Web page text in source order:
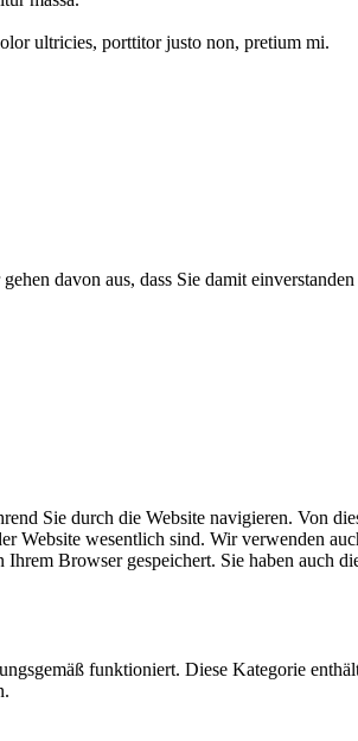
ultricies, porttitor justo non, pretium mi.
davon aus, dass Sie damit
Sie durch die Website navigieren. Von
Website wesentlich sind. Wir verwenden
Browser gespeichert. Sie haben auch
funktioniert. Diese Kategorie